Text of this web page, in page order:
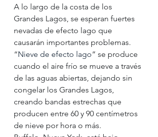
A lo largo de la costa de los
Grandes Lagos, se esperan fuertes
nevadas de efecto lago que
causarán importantes problemas.
“Nieve de efecto lago” se produce
cuando el aire frío se mueve a través
de las aguas abiertas, dejando sin
congelar los Grandes Lagos,
creando bandas estrechas que
producen entre 60 y 90 centímetros
de nieve por hora o más.